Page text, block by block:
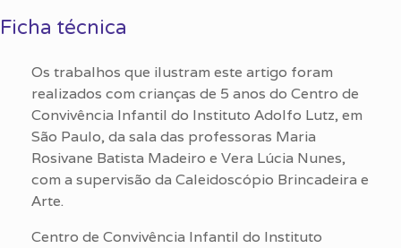
Ficha técnica
Os trabalhos que ilustram este artigo foram
realizados com crianças de 5 anos do Centro de
Convivência Infantil do Instituto Adolfo Lutz, em
São Paulo, da sala das professoras Maria
Rosivane Batista Madeiro e Vera Lúcia Nunes,
com a supervisão da Caleidoscópio Brincadeira e
Arte.
Centro de Convivência Infantil do Instituto